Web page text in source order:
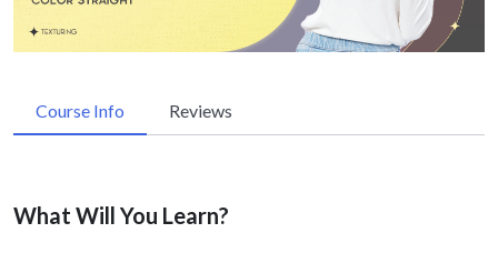
Course Info Reviews
What Will You Learn?